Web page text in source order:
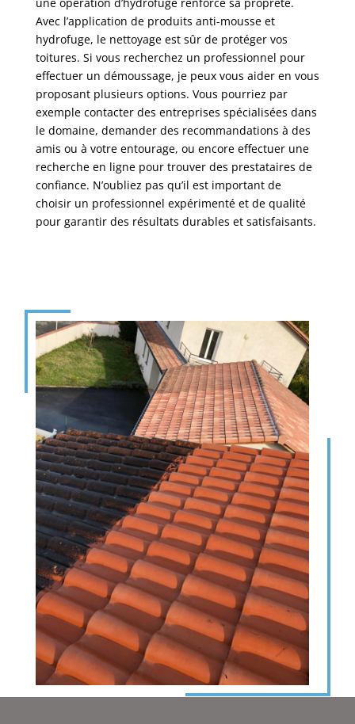
Avec l’application de produits anti-mousse et
hydrofuge, le nettoyage est sûr de protéger vos
toitures. Si vous recherchez un professionnel pour
effectuer un démoussage, je peux vous aider en vous
proposant plusieurs options. Vous pourriez par
exemple contacter des entreprises spécialisées dans
le domaine, demander des recommandations à des
amis ou à votre entourage, ou encore effectuer une
recherche en ligne pour trouver des prestataires de
confiance. N’oubliez pas qu’il est important de
choisir un professionnel expérimenté et de qualité
pour garantir des résultats durables et satisfaisants.